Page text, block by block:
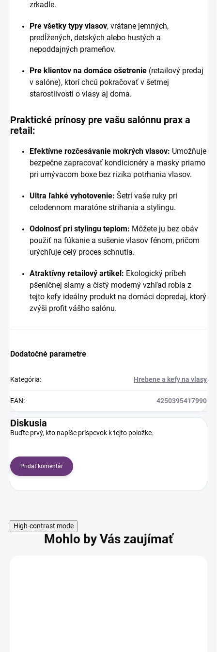
zrkadle.
Pre všetky typy vlasov, vrátane jemných,
predĺžených, detských alebo hustých a
nepoddajných prameňov.
Pre klientov na domáce ošetrenie (retailový predaj
v salóne), ktorí chcú pokračovať v šetrnej
starostlivosti o vlasy aj doma.
Praktické prínosy pre vašu salónnu prax a
retail:
Efektívne rozčesávanie mokrých vlasov: Umožňuje
bezpečne zapracovať kondicionéry a masky priamo
pri umývacom boxe bez rizika potrhania vlasov.
Ultra ľahké vyhotovenie: Šetrí vaše ruky pri
celodennom maratóne strihania a stylingu.
Odolnosť pri stylingu teplom: Môžete ju bez obáv
použiť na fúkanie a sušenie vlasov fénom, pričom
urýchľuje celý proces schnutia.
Atraktívny retailový artikel: Ekologický príbeh
pšeničnej slamy a čistý moderný vzhľad robia z
tejto kefy ideálny produkt na domáci dopredaj, ktorý
zvýši profit vášho salónu.
Dodatočné parametre
Kategória: Hrebene a kefy na vlasy
EAN: 4250395417990
Diskusia
Buďte prvý, kto napíše príspevok k tejto položke.
Pridať komentár
High-contrast mode
Mohlo by Vás zaujímať